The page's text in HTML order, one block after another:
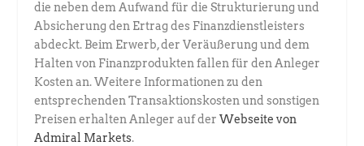
die neben dem Aufwand für die Strukturierung und
Absicherung den Ertrag des Finanzdienstleisters
abdeckt. Beim Erwerb, der Veräußerung und dem
Halten von Finanzprodukten fallen für den Anleger
Kosten an. Weitere Informationen zu den
entsprechenden Transaktionskosten und sonstigen
Preisen erhalten Anleger auf derWebseite von
Admiral Markets.